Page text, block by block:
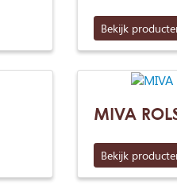
Bekijk
MIVA
Bekijk